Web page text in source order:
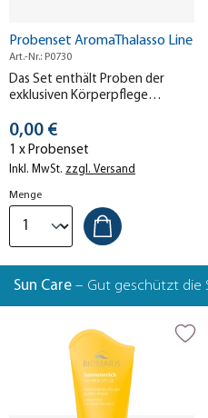
Probenset AromaThalasso Line
Art.-Nr.: P0730
Das Set enthält Proben der
exklusiven Körperpflege
Ihren Lieblingsduft!
Stückpreis
0,00 €
1 x Probenset
Inkl. MwSt. zzgl. Versand
Menge
Sun Care – Gut geschützt die